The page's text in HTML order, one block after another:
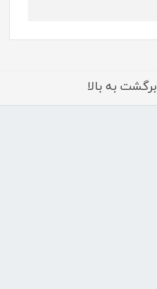
برگشت به بالا